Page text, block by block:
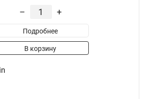
– +
Подробнее
В корзину